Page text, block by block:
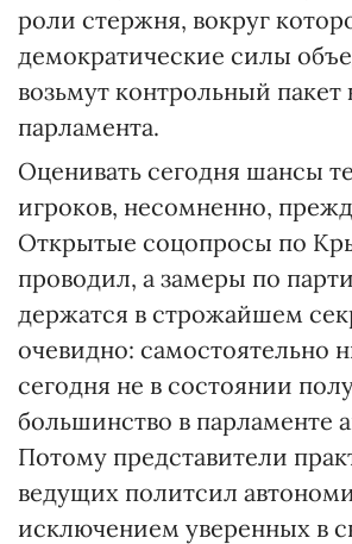
роли стержня, вокруг
демократические силы
возьмут контрольный
парламента.
Оценивать сегодня шансы
игроков, несомненно,
Открытые соцопросы по
проводил, а замеры по
держатся в строжайшем
очевидно: самостоятельно
сегодня не в состоянии
большинство в парламенте
Потому представители
ведущих политсил
исключением уверенных в